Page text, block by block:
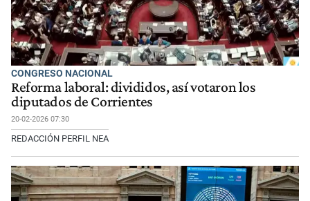
CONGRESO NACIONAL
Reforma laboral: divididos, así votaron los
diputados de Corrientes
20-02-2026 07:30
REDACCIÓN PERFIL NEA